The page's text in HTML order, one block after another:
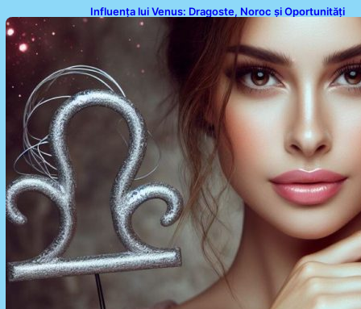
Influența lui Venus: Dragoste, Noroc și Oportunități
pentru Tauri și Balanțe în Weekendul 8-9 August